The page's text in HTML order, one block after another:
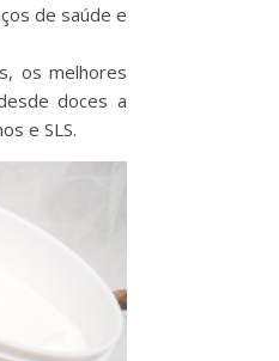
de saúde e
os melhores
doces a
e SLS.